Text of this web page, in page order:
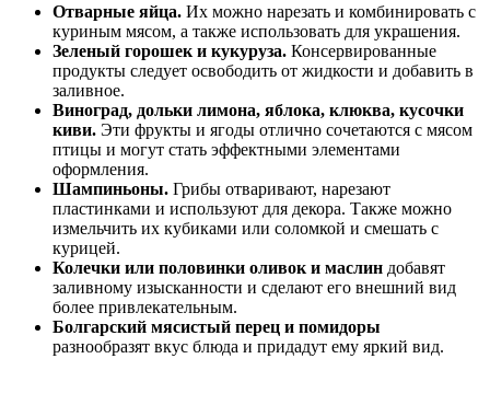
Отварные яйца. Их можно нарезать и комбинировать с
куриным мясом, а также использовать для украшения.
Зеленый горошек и кукуруза. Консервированные
продукты следует освободить от жидкости и добавить в
заливное.
Виноград, дольки лимона, яблока, клюква, кусочки
киви. Эти фрукты и ягоды отлично сочетаются с мясом
птицы и могут стать эффектными элементами
оформления.
Шампиньоны. Грибы отваривают, нарезают
пластинками и используют для декора. Также можно
измельчить их кубиками или соломкой и смешать с
курицей.
Колечки или половинки оливок и маслин добавят
заливному изысканности и сделают его внешний вид
более привлекательным.
Болгарский мясистый перец и помидоры
разнообразят вкус блюда и придадут ему яркий вид.